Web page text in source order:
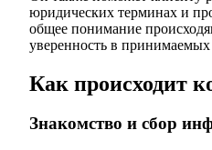
юридических терминах и
общее понимание
уверенность в
Как происходит
Знакомство и сбор